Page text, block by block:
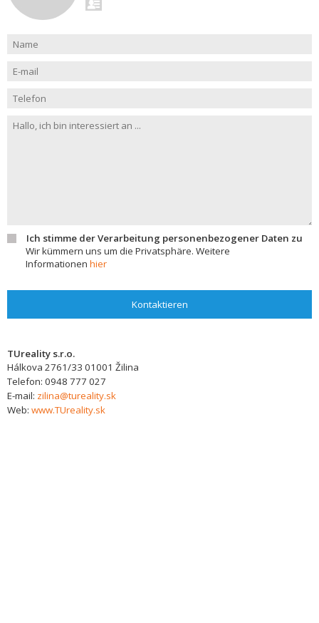
Ich stimme der Verarbeitung personenbezogener Daten zu
Wir kümmern uns um die Privatsphäre. Weitere
Informationen hier
Kontaktieren
TUreality s.r.o.
Hálkova 2761/33 01001 Žilina
Telefon: 0948 777 027
E-mail: zilina@tureality.sk
Web: www.TUreality.sk